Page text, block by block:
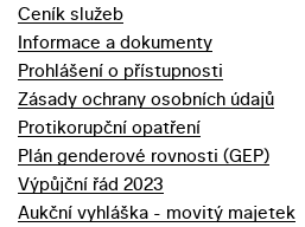
Ceník služeb
Informace a dokumenty
Prohlášení o přístupnosti
Zásady ochrany osobních údajů
Protikorupční opatření
Plán genderové rovnosti (GEP)
Výpůjční řád 2023
Aukční vyhláška - movitý majetek